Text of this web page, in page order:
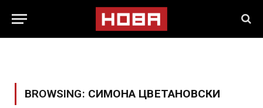
BROWSING: СИМОНА ЦВЕТАНОВСКИ